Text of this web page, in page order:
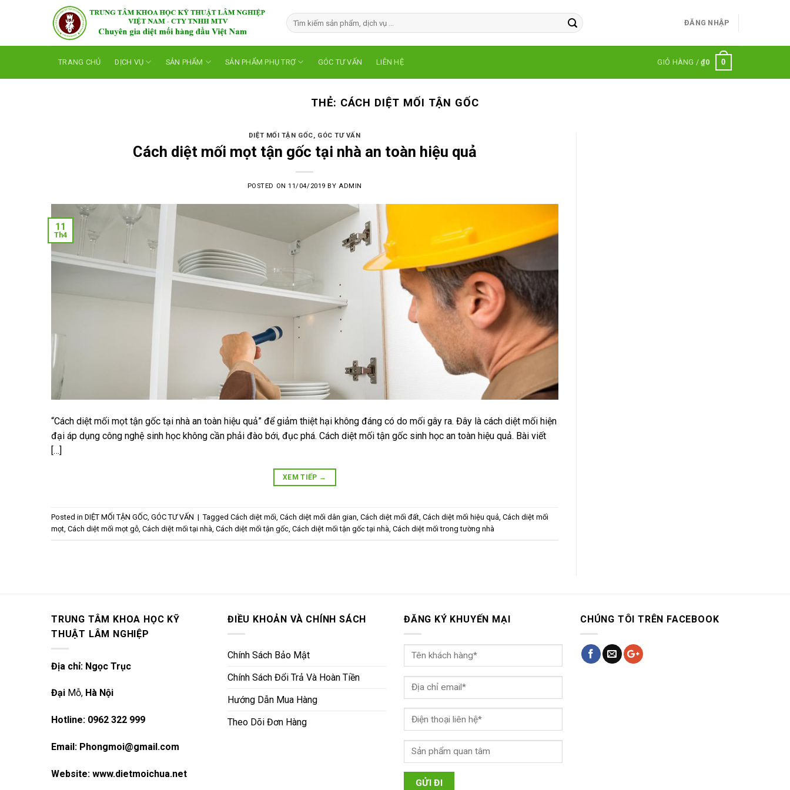
ĐĂNG NHẬP
TRANG CHỦ DỊCH VỤ SẢN PHẨM SẢN PHẨM PHỤ TRỢ GÓC TƯ VẤN LIÊN HỆ GIỎ HÀNG /₫0 0
THẺ: CÁCH DIỆT MỐI TẬN GỐC
DIỆT MỐI TẬN GỐC, GÓC TƯ VẤN
Cách diệt mối mọt tận gốc tại nhà an toàn hiệu quả
POSTED ON11/04/2019 BY ADMIN
11
Th4
“Cách diệt mối mọt tận gốc tại nhà an toàn hiệu quả” để giảm thiệt hại không đáng có do mối gây ra. Đây là cách diệt mối hiện
đại áp dụng công nghệ sinh học không cần phải đào bới, đục phá. Cách diệt mối tận gốc sinh học an toàn hiệu quả. Bài viết
[…]
XEM TIẾP →
Posted in DIỆT MỐI TẬN GỐC, GÓC TƯ VẤN | Tagged Cách diệt mối, Cách diệt mối dân gian, Cách diệt mối đất, Cách diệt mối hiệu quả, Cách diệt mối
mọt, Cách diệt mối mọt gỗ, Cách diệt mối tại nhà, Cách diệt mối tận gốc, Cách diệt mối tận gốc tại nhà, Cách diệt mối trong tường nhà
TRUNG TÂM KHOA HỌC KỸ
THUẬT LÂM NGHIỆP
Địa chỉ: Ngọc Trục
Đại Mỗ, Hà Nội
Hotline: 0962 322 999
Email: Phongmoi@gmail.com
Website: www.dietmoichua.net
ĐIỀU KHOẢN VÀ CHÍNH SÁCH
Chính Sách Bảo Mật
Chính Sách Đổi Trả Và Hoàn Tiền
Hướng Dẫn Mua Hàng
Theo Dõi Đơn Hàng
ĐĂNG KÝ KHUYẾN MẠI CHÚNG TÔI TRÊN FACEBOOK